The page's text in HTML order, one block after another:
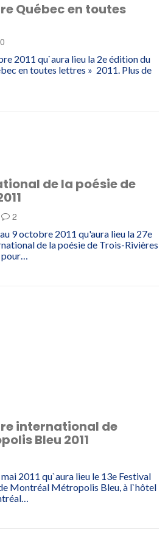
Québec en toutes
0
2011 qu`aura lieu la 2e édition du
en toutes lettres » 2011. Plus de
de la poésie de
2
9 octobre 2011 qu'aura lieu la 27e
de la poésie de Trois-Rivières
pour…
international de
Bleu 2011
2011 qu`aura lieu le 13e Festival
Montréal Métropolis Bleu, à l`hôtel